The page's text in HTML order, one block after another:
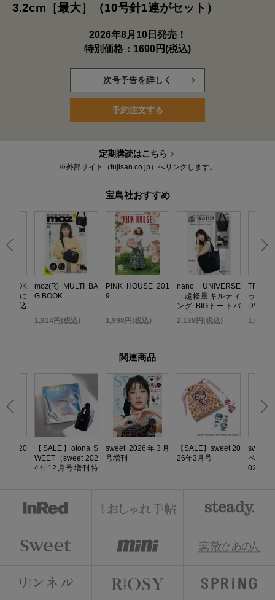
3.2cm［最大］（10号針1連がセット）
2026年8月10日発売！
特別価格：1690円(税込)
次号予告を詳しく
予約注文する
定期購読はこちら
※外部サイト（fujisan.co.jp）へリンクします。
宝島社おすすめ
BOOK
限に
れ込
moz(R) MULTI BA
G BOOK
1,814円(税込)
PINK HOUSE 201
9
1,998円(税込)
nano UNIVERSE
超軽量キルティ
ング BIGトートバ
ッグBOOK
2,138円(税込)
TRF イ
ゥ・ダ
DVD
TOP
1,058
関連商品
20
【SALE】otona S
WEET（sweet 202
4年12月号増刊特
sweet 2026年3月
号増刊
【SALE】sweet 20
26年3月号
sweet
ベスト
026AW